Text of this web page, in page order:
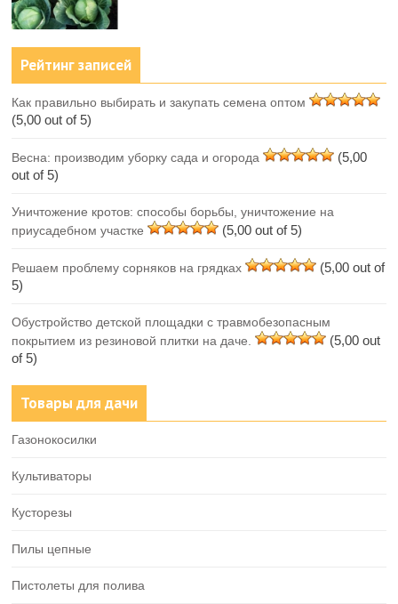
Рейтинг записей
Как правильно выбирать и закупать семена оптом
(5,00 out of 5)
Весна: производим уборку сада и огорода
(5,00
out of 5)
Уничтожение кротов: способы борьбы, уничтожение на
приусадебном участке
(5,00 out of 5)
Решаем проблему сорняков на грядках
(5,00 out of
5)
Обустройство детской площадки с травмобезопасным
покрытием из резиновой плитки на даче.
(5,00 out
of 5)
Товары для дачи
Газонокосилки
Культиваторы
Кусторезы
Пилы цепные
Пистолеты для полива